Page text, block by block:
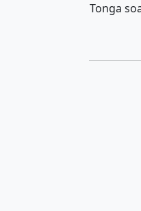
Tonga